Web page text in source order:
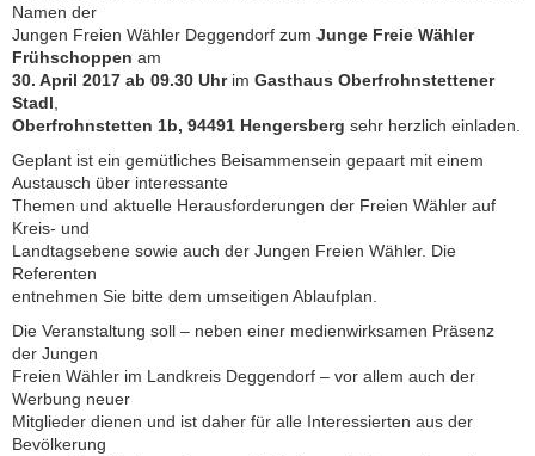
Namen der
Jungen Freien Wähler Deggendorf zum Junge Freie Wähler
Frühschoppen am
30. April 2017 ab 09.30 Uhrim Gasthaus Oberfrohnstettener
Stadl
Oberfrohnstetten 1b, 94491 Hengersberg sehr herzlich einladen.
Geplant ist ein gemütliches Beisammensein gepaart mit einem
Austausch über interessante
Themen und aktuelle Herausforderungen der Freien Wähler auf
Kreis- und
Landtagsebene sowie auch der Jungen Freien Wähler. Die
Referenten
entnehmen Sie bitte dem umseitigen Ablaufplan.
Die Veranstaltung soll – neben einer medienwirksamen Präsenz
der Jungen
Freien Wähler im Landkreis Deggendorf – vor allem auch der
Werbung neuer
Mitglieder dienen und ist daher für alle Interessierten aus der
Bevölkerung